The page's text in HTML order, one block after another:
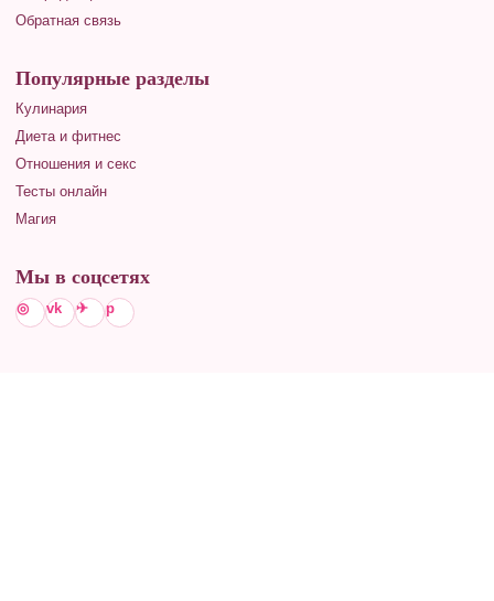
Обратная связь
Популярные разделы
Кулинария
Диета и фитнес
Отношения и секс
Тесты онлайн
Магия
Мы в соцсетях
◎ vk ✈ p